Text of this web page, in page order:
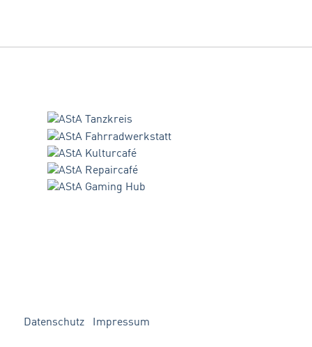
Datenschutz Impressum